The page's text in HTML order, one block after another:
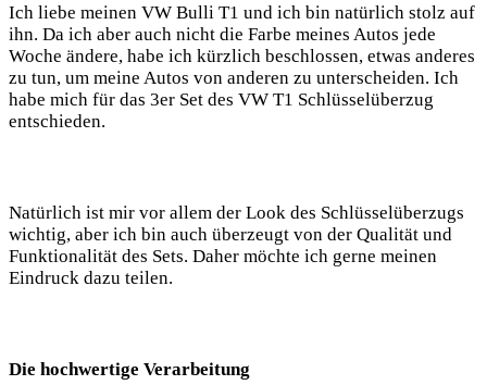
Ich liebe meinen VW Bulli⁢ T1 und ich‌ bin natürlich stolz auf
ihn.‍ Da ich aber auch nicht die ⁣Farbe​ meines Autos jede
Woche ändere,‍ habe ich ⁣kürzlich beschlossen,⁤ etwas anderes
zu‌ tun, um meine Autos von anderen zu ⁢unterscheiden. Ich
habe mich für das ⁢3er Set des ⁣VW T1 ‌Schlüsselüberzug
entschieden. ‌
Natürlich ist mir vor‌ allem der Look des⁤ Schlüsselüberzugs
‍wichtig, aber ich bin auch ⁤überzeugt ‌von der Qualität und
Funktionalität des⁢ Sets. Daher ⁣möchte‌ ich ⁤gerne meinen
Eindruck⁤ dazu teilen.
Die hochwertige Verarbeitung